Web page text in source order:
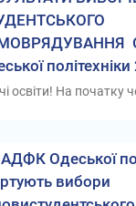
освіти! На початку
Одеської
вибори